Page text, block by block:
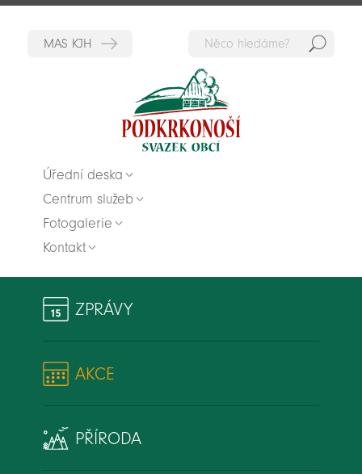
Úřední deska
Centrum služeb
Fotogalerie
Kontakt
ZPRÁVY
AKCE
PŘÍRODA